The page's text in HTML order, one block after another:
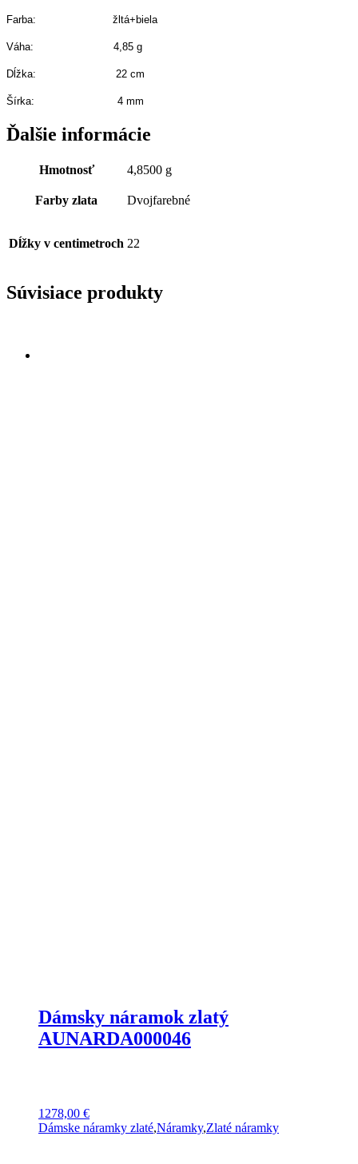
Farba: žltá+biela
Váha: 4,85 g
Dĺžka: 22 cm
Šírka: 4 mm
Ďalšie informácie
Hmotnosť 4,8500 g
Farby zlata Dvojfarebné
Dĺžky v centimetroch 22
Súvisiace produkty
Dámsky náramok zlatý
AUNARDA000046
1278,00 €
Dámske náramky zlaté,Náramky,Zlaté náramky